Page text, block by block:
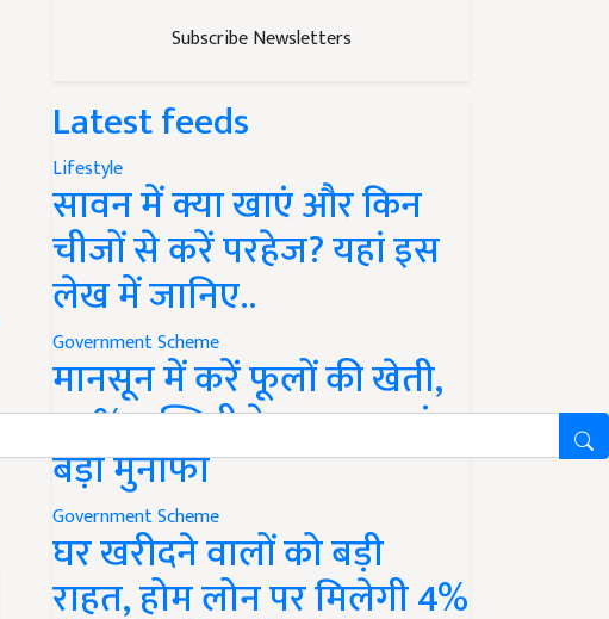
Subscribe Newsletters
Latest feeds
Lifestyle
सावन में क्या खाएं और किन
चीजों से करें परहेज? यहां इस
लेख में जानिए..
Government Scheme
मानसून में करें फूलों की खेती,
50% सब्सिडी के साथ कमाएं
बड़ा मुनाफा
Government Scheme
घर खरीदने वालों को बड़ी
राहत, होम लोन पर मिलेगी 4%